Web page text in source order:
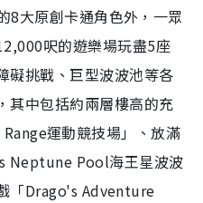
8大原創卡通角色外，一眾
呎的遊樂場玩盡5座
礙挑戰、巨型波波池等各
其中包括約兩層樓高的充
運動競技場」、放滿
Neptune Pool海王星波波
「Drago's Adventure